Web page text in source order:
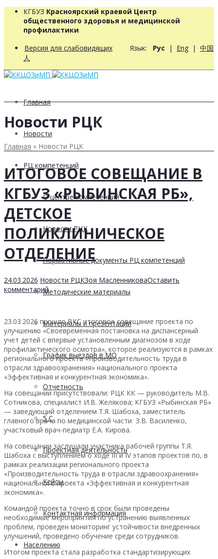
КГБУЗ Красноярский краевой Центр
общественного здоровья и медицинской
профилактики
Версия для слабовидящих Язык: Рус | Eng | 中国
人
Главная
Новости
РЦ компетенций
О центре компетенций
Новости РЦК
Нормативные документы РЦ компетенций
Методические материалы
Материалы и презентации
График выездов в МО
Отчетность
5 С
Проектная деятельность
Кейсы
Контактная информация
Населению
Новости РЦК
Главная » Новости РЦК
ИТОГОВОЕ СОВЕЩАНИЕ В
КГБУЗ «РЫБИНСКАЯ РБ»,
ДЕТСКОЕ
ПОЛИКЛИНИЧЕСКОЕ
ОТДЕЛЕНИЕ
24.03.2026 Новости РЦКЗоя МасленниковаОставить
комментарий
23.03.2026 прошло ВКС итоговое совещание проекта по
улучшению «Своевременная постановка на диспансерный
учет детей с впервые установленным диагнозом в ходе
профилактического осмотра», которое реализуются в рамках
регионального проекта «Производительность труда в
отрасли здравоохранения» национального проекта
«Эффективная и конкурентная экономика».
На совещании присутствовали: РЦК КК — руководитель М.В.
Сотникова, специалист И.В. Желякова; КГБУЗ «Рыбинская РБ»
— заведующий отделением Т.Я. Шабоха, заместитель
главного врача по медицинской части З.В. Василенко,
участковый врач-педиатр Е.А. Кирова.
На совещании заслушали участника рабочей группы Т.Я.
Шабоха с выступлением о ходе III и IV этапов проектов по, в
рамках реализации регионального проекта
«Производительность труда в отрасли здравоохранения»
национального проекта «Эффективная и конкурентная
экономика».
Командой проекта точно в срок были проведены
необходимые мероприятия по устранению выявленных
проблем, проведен мониторинг устойчивости внедренных
улучшений, проведено обучение среди сотрудников.
Итогом проекта стала разработка стандартизирующих